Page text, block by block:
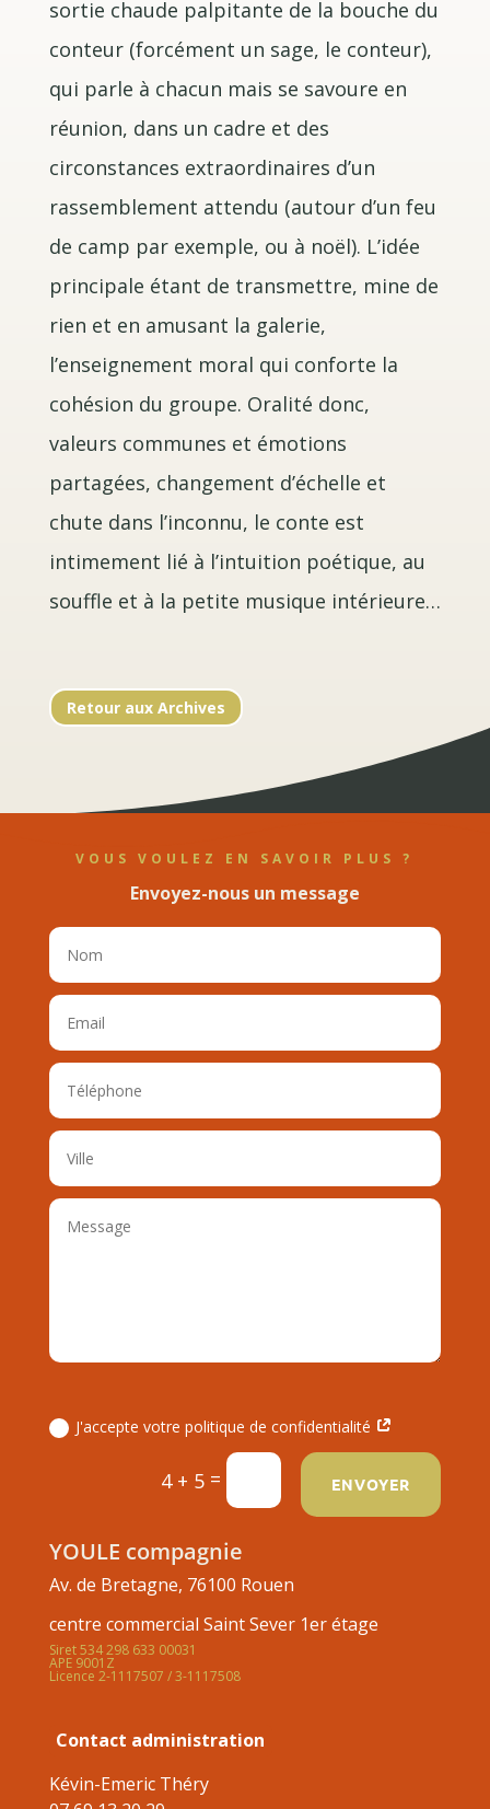
sortie chaude palpitante de la bouche du
conteur (forcément un sage, le conteur),
qui parle à chacun mais se savoure en
réunion, dans un cadre et des
circonstances extraordinaires d’un
rassemblement attendu (autour d’un feu
de camp par exemple, ou à noël). L’idée
principale étant de transmettre, mine de
rien et en amusant la galerie,
l’enseignement moral qui conforte la
cohésion du groupe. Oralité donc,
valeurs communes et émotions
partagées, changement d’échelle et
chute dans l’inconnu, le conte est
intimement lié à l’intuition poétique, au
souffle et à la petite musique intérieure…
Retour aux Archives
VOUS VOULEZ EN SAVOIR PLUS ?
Envoyez-nous un message
J'accepte votre politique de confidentialité
4 + 5 = ENVOYER
YOULE compagnie
Av. de Bretagne, 76100 Rouen
centre commercial Saint Sever 1er étage
Siret 534 298 633 00031
APE 9001Z
Licence 2-1117507 / 3-1117508
Contact administration
Kévin-Emeric Théry